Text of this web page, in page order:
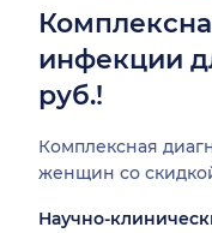
инфекции
руб.!
Комплексная
женщин со
Научно-